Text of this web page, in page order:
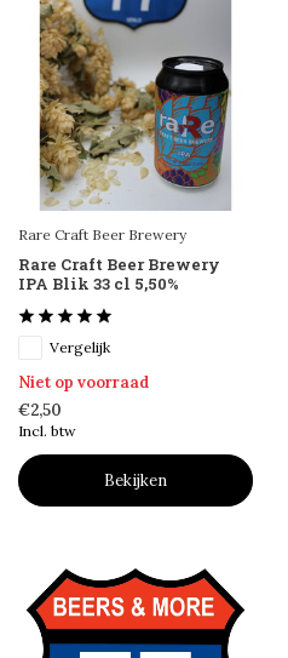
Rare Craft Beer Brewery
Rare Craft Beer Brewery
IPA Blik 33 cl 5,50%
Vergelijk
Niet op voorraad
€2,50
Incl. btw
Bekijken